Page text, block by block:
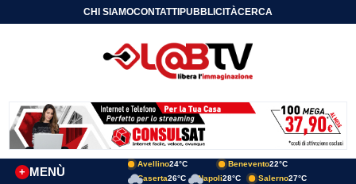
CHI SIAMOCONTATTIPUBBLICITÀCERCA
MENÙ
+
Avellino24°C Benevento22°C
Caserta26°C Napoli28°C Salerno27°C